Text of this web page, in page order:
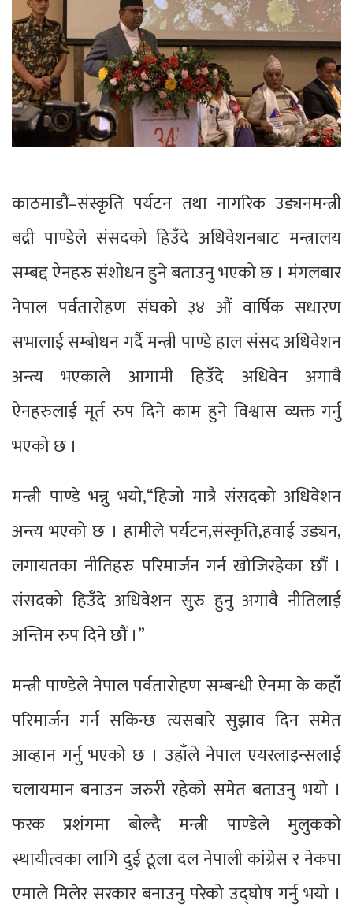
काठमाडौं–संस्कृति पर्यटन तथा नागरिक उड्यनमन्त्री
बद्री पाण्डेले संसदको हिउँदे अधिवेशनबाट मन्त्रालय
सम्बद्द ऐनहरु संशोधन हुने बताउनु भएको छ । मंगलबार
नेपाल पर्वतारोहण संघको ३४ औं वार्षिक सधारण
सभालाई सम्बोधन गर्दै मन्त्री पाण्डे हाल संसद अधिवेशन
अन्त्य भएकाले आगामी हिउँदे अधिवेन अगावै
ऐनहरुलाई मूर्त रुप दिने काम हुने विश्वास व्यक्त गर्नु
भएको छ ।
मन्त्री पाण्डे भन्नु भयो,“हिजो मात्रै संसदको अधिवेशन
अन्त्य भएको छ । हामीले पर्यटन,संस्कृति,हवाई उड्यन,
लगायतका नीतिहरु परिमार्जन गर्न खोजिरहेका छौं ।
संसदको हिउँदे अधिवेशन सुरु हुनु अगावै नीतिलाई
अन्तिम रुप दिने छौं ।”
मन्त्री पाण्डेले नेपाल पर्वतारोहण सम्बन्धी ऐनमा के कहाँ
परिमार्जन गर्न सकिन्छ त्यसबारे सुझाव दिन समेत
आव्हान गर्नु भएको छ । उहाँले नेपाल एयरलाइन्सलाई
चलायमान बनाउन जरुरी रहेको समेत बताउनु भयो ।
फरक प्रशंगमा बोल्दै मन्त्री पाण्डेले मुलुकको
स्थायीत्वका लागि दुई ठूला दल नेपाली कांग्रेस र नेकपा
एमाले मिलेर सरकार बनाउनु परेको उद्घोष गर्नु भयो ।